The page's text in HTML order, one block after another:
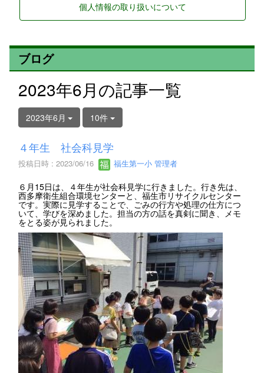
個人情報の取り扱いについて
ブログ
2023年6月の記事一覧
2023年6月 10件
４年生 社会科見学
投稿日時 : 2023/06/16 福生第一小 管理者
６月15日は、４年生が社会科見学に行きました。行き先は、
西多摩衛生組合環境センターと、福生市リサイクルセンター
です。実際に見学することで、ごみの行方や処理の仕方につ
いて、学びを深めました。担当の方の話を真剣に聞き、メモ
をとる姿が見られました。